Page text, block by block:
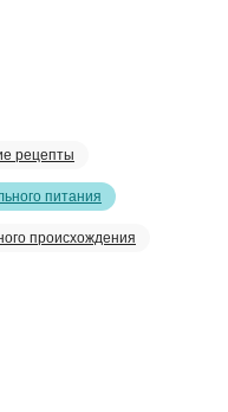
рецепты
питания
происхождения